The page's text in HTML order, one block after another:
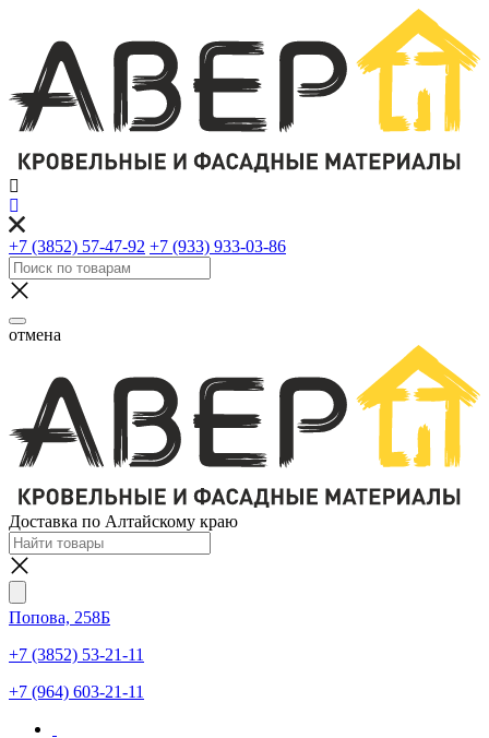
+7 (3852) 57-47-92 +7 (933) 933-03-86
отмена
Доставка по Алтайскому краю
Попова, 258Б
+7 (3852) 53-21-11
+7 (964) 603-21-11